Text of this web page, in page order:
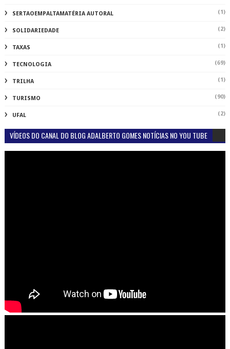
SERTAOEMPALTAMATÉRIA AUTORAL (1)
SOLIDARIEDADE (2)
TAXAS (1)
TECNOLOGIA (69)
TRILHA (1)
TURISMO (90)
UFAL (2)
VÍDEOS DO CANAL DO BLOG ADALBERTO GOMES NOTÍCIAS NO YOU TUBE